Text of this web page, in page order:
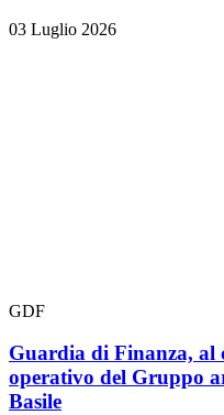
03 Luglio 2026
GDF
Guardia di Finanza, al
operativo del Gruppo
Basile